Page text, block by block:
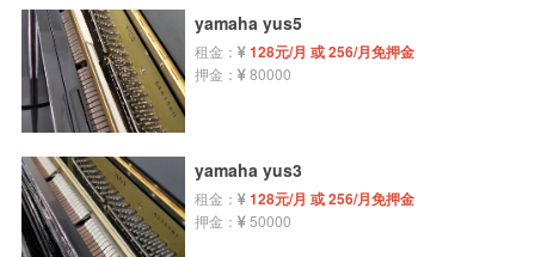
yamaha yus5
租金： 128元/月 或 256/月免押金
押金： 80000
yamaha yus3
租金： 128元/月 或 256/月免押金
押金： 50000